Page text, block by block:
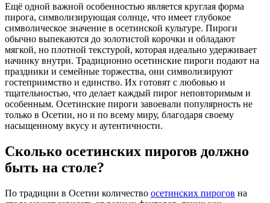
Ещё одной важной особенностью является круглая форма
пирога, символизирующая солнце, что имеет глубокое
символическое значение в осетинской культуре. Пироги
обычно выпекаются до золотистой корочки и обладают
мягкой, но плотной текстурой, которая идеально удерживает
начинку внутри. Традиционно осетинские пироги подают на
праздники и семейные торжества, они символизируют
гостеприимство и единство. Их готовят с любовью и
тщательностью, что делает каждый пирог неповторимым и
особенным. Осетинские пироги завоевали популярность не
только в Осетии, но и по всему миру, благодаря своему
насыщенному вкусу и аутентичности.
Сколько осетинских пирогов должно
быть на столе?
По традиции в Осетии количество осетинских пирогов на